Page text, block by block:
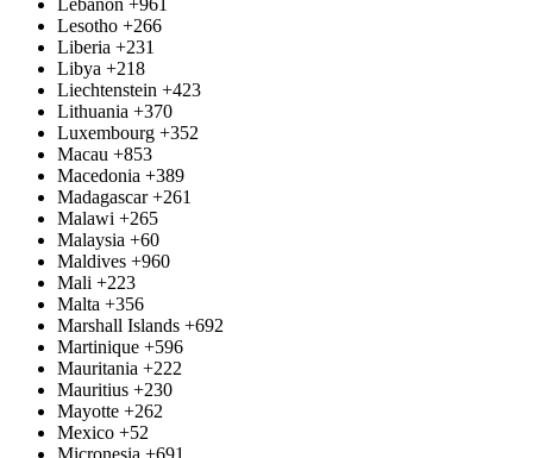
Lebanon +961
Lesotho +266
Liberia +231
Libya +218
Liechtenstein +423
Lithuania +370
Luxembourg +352
Macau +853
Macedonia +389
Madagascar +261
Malawi +265
Malaysia +60
Maldives +960
Mali +223
Malta +356
Marshall Islands +692
Martinique +596
Mauritania +222
Mauritius +230
Mayotte +262
Mexico +52
Micronesia +691